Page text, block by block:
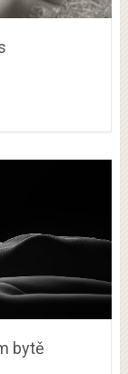
bytě